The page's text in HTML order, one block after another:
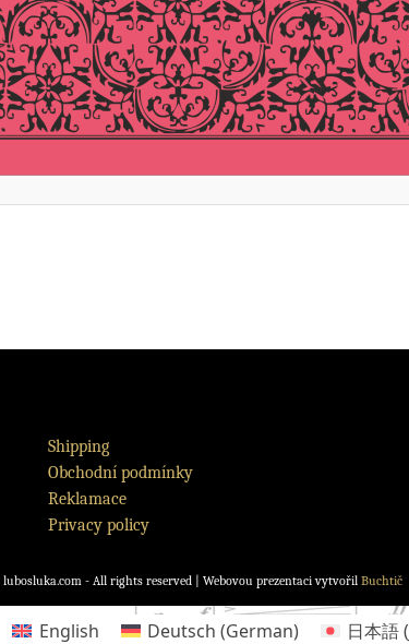
Shipping
Obchodní podmínky
Reklamace
Privacy policy
lubosluka.com - All rights reserved | Webovou prezentaci vytvořil Buchtič
English Deutsch (German) 日本語(